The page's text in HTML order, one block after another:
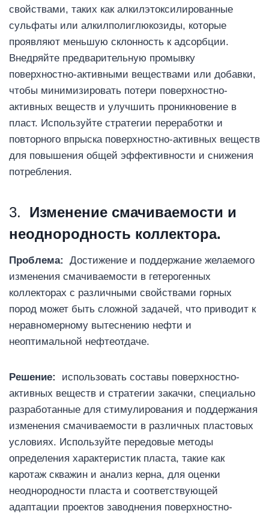
свойствами, таких как алкилэтоксилированные
сульфаты или алкилполиглюкозиды, которые
проявляют меньшую склонность к адсорбции.
Внедряйте предварительную промывку
поверхностно-активными веществами или добавки,
чтобы минимизировать потери поверхностно-
активных веществ и улучшить проникновение в
пласт. Используйте стратегии переработки и
повторного впрыска поверхностно-активных веществ
для повышения общей эффективности и снижения
потребления.
3. Изменение смачиваемости и
неоднородность коллектора.
Проблема:
Достижение и поддержание желаемого
изменения смачиваемости в гетерогенных
коллекторах с различными свойствами горных
пород может быть сложной задачей, что приводит к
неравномерному вытеснению нефти и
неоптимальной нефтеотдаче.
Решение:
использовать составы поверхностно-
активных веществ и стратегии закачки, специально
разработанные для стимулирования и поддержания
изменения смачиваемости в различных пластовых
условиях. Используйте передовые методы
определения характеристик пласта, такие как
каротаж скважин и анализ керна, для оценки
неоднородности пласта и соответствующей
адаптации проектов заводнения поверхностно-